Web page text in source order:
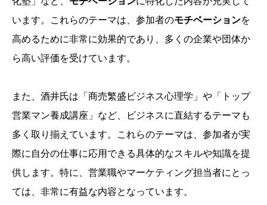
います。これらのテーマは、参加者のモチベーションを
高めるために非常に効果的であり、多くの企業や団体か
ら高い評価を受けています。
また、酒井氏は「商売繁盛ビジネス心理学」や「トップ
営業マン養成講座」など、ビジネスに直結するテーマも
多く取り揃えています。これらのテーマは、参加者が実
際に自分の仕事に応用できる具体的なスキルや知識を提
供します。特に、営業職やマーケティング担当者にとっ
ては、非常に有益な内容となっています。